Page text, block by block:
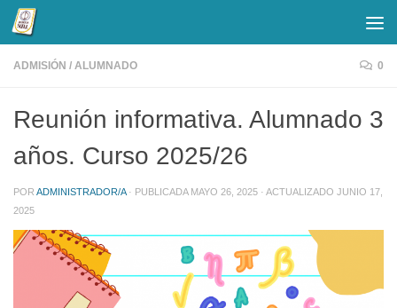
Saltar al contenido
ADMISIÓN / ALUMNADO 0
Reunión informativa. Alumnado 3
años. Curso 2025/26
POR ADMINISTRADOR/A · PUBLICADA MAYO 26, 2025 · ACTUALIZADO JUNIO 17,
2025